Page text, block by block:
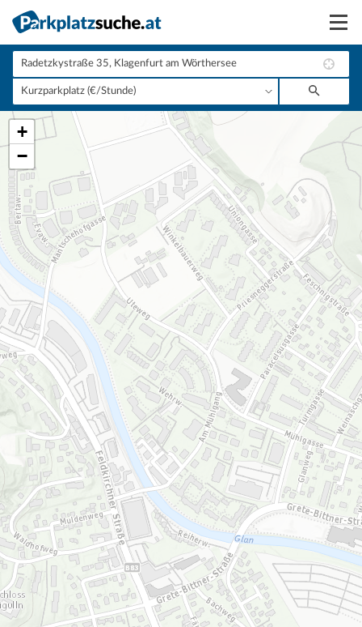
Suchen
Vermieten
Anmelden
+
−